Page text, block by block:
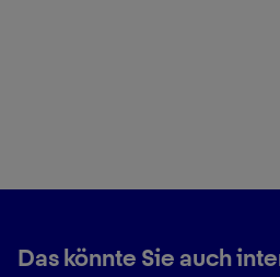
Das könnte Sie auch